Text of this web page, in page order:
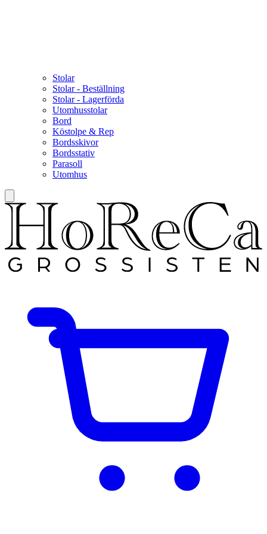
Stolar
Stolar - Beställning
Stolar - Lagerförda
Utomhusstolar
Bord
Köstolpe & Rep
Bordsskivor
Bordsstativ
Parasoll
Utomhus